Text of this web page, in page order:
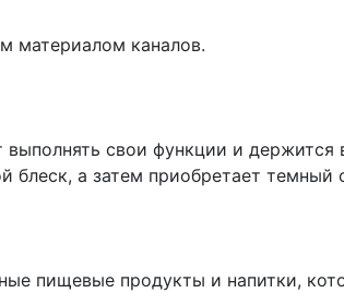
материалом каналов.
свои функции и
блеск, а затем приобретает темный
пищевые продукты и напитки,